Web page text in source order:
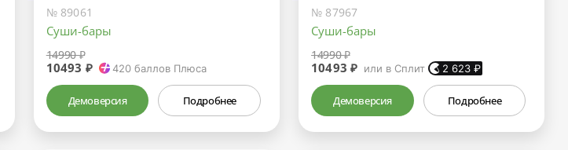
№ 89061
Суши-бары
14990 ₽
10493 ₽ 420 баллов Плюса
Демоверсия Подробнее
№ 87967
Суши-бары
14990 ₽
10493 ₽ или в Сплит 2 623 ₽
Демоверсия Подробнее